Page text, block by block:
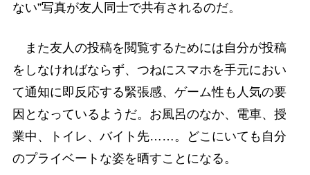
ない”写真が友人同士で共有されるのだ。
また友人の投稿を閲覧するためには自分が投稿
をしなければならず、つねにスマホを手元におい
て通知に即反応する緊張感、ゲーム性も人気の要
因となっているようだ。お風呂のなか、電車、授
業中、トイレ、バイト先……。どこにいても自分
のプライベートな姿を晒すことになる。